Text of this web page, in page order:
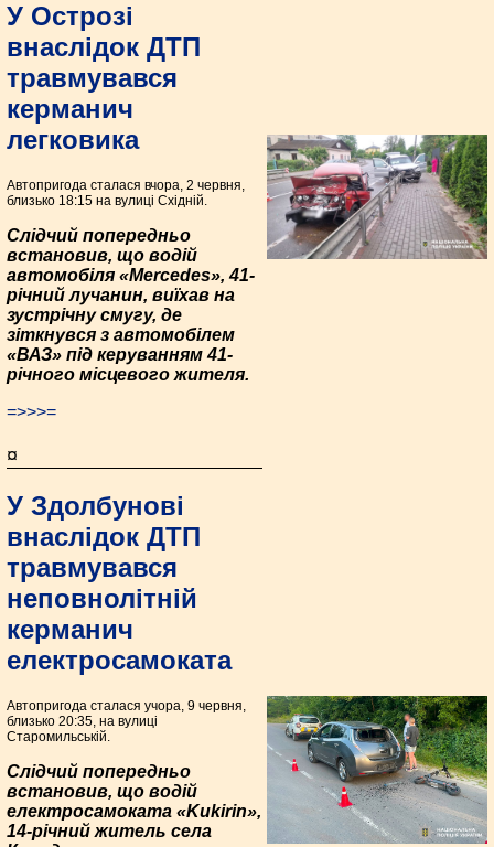
У Острозі
внаслідок ДТП
травмувався
керманич
легковика
Автопригода сталася вчора, 2 червня,
близько 18:15 на вулиці Східній.
Слідчий попередньо
встановив, що водій
автомобіля «Mercedes», 41-
річний лучанин, виїхав на
зустрічну смугу, де
зіткнувся з автомобілем
«ВАЗ» під керуванням 41-
річного місцевого жителя.
=>>>=
¤
У Здолбунові
внаслідок ДТП
травмувався
неповнолітній
керманич
електросамоката
Автопригода сталася учора, 9 червня,
близько 20:35, на вулиці
Старомильській.
Слідчий попередньо
встановив, що водій
електросамоката «Kukirin»,
14-річний житель села